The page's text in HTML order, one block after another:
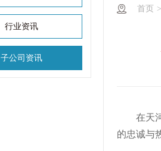
行业资讯
子公司资讯
首页 >
在天
的忠诚与